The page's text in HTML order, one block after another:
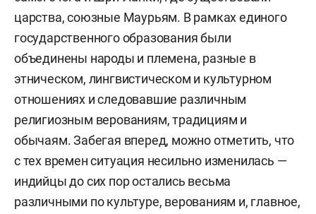
царства, союзные Маурьям. В рамках единого
государственного образования были
объединены народы и племена, разные в
этническом, лингвистическом и культурном
отношениях и следовавшие различным
религиозным верованиям, традициям и
обычаям. Забегая вперед, можно отметить, что
с тех времен ситуация несильно изменилась —
индийцы до сих пор остались весьма
различными по культуре, верованиям и, главное,